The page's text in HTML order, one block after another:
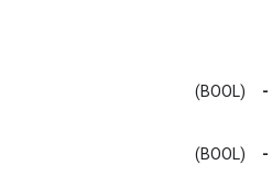
(BOOL) -
(BOOL) -